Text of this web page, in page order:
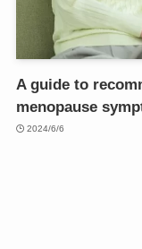
A guide to
menopause
2024/6/6